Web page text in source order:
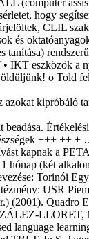
(computer
hogy
CLIL
és
IKT eszközök a
o Told
azokat kipróbáló
+++ ++ +
kapnak a
hónap (két
Torinói
USR
(2001). Quadro
language